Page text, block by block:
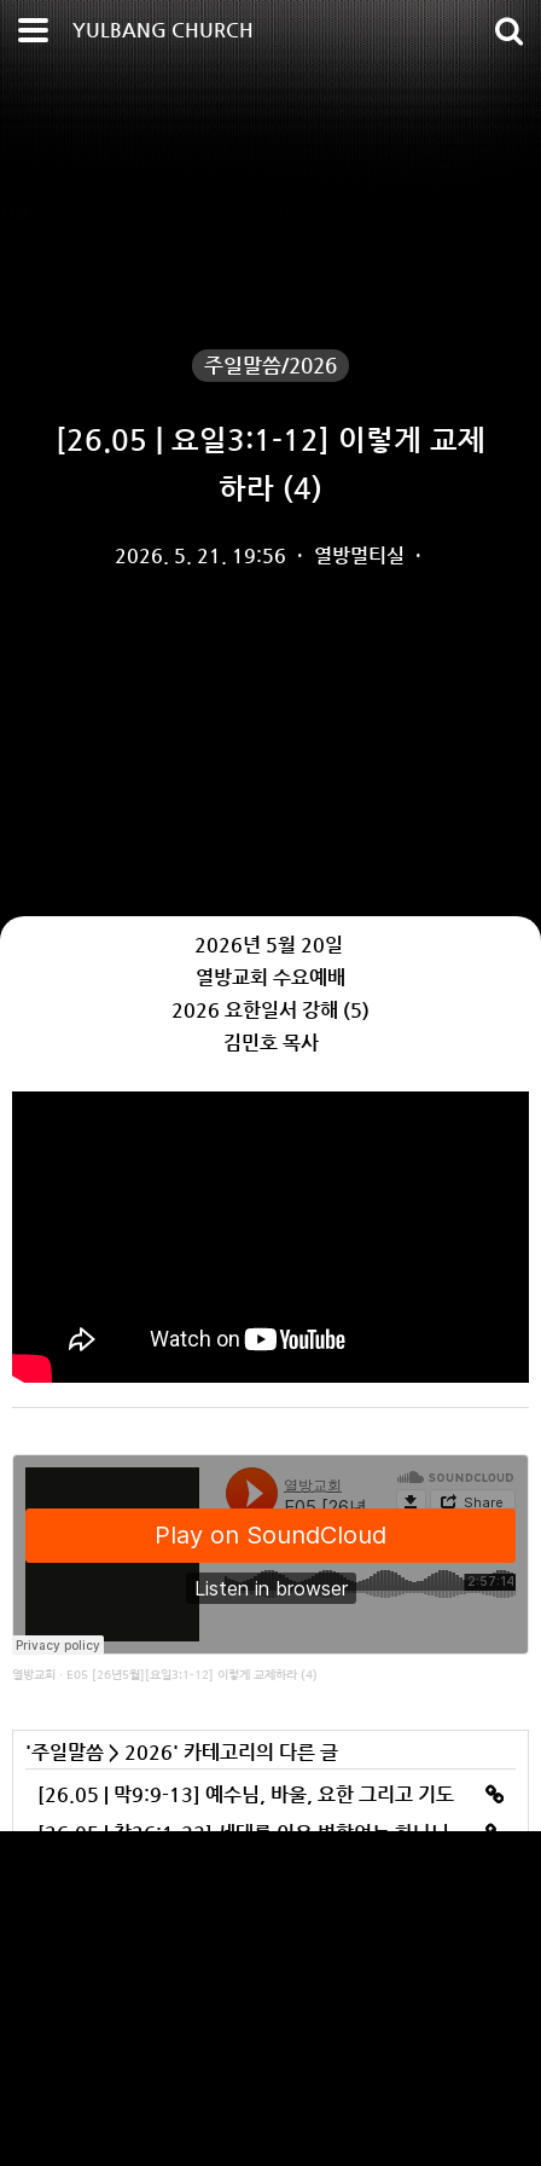
YULBANG CHURCH
주일말씀/2026
[26.05 | 요일3:1-12] 이렇게 교제
하라 (4)
2026. 5. 21. 19:56 · 열방멀티실 ·
2026년 5월 20일
열방교회 수요예배
2026 요한일서 강해 (5)
김민호 목사
열방교회 · E05 [26년5월][요일3:1-12] 이렇게 교제하라 (4)
'주일말씀 > 2026' 카테고리의 다른 글
[26.05 | 막9:9-13] 예수님, 바울, 요한 그리고 기도
[26.05 | 창26:1-33] 세대를 이은 변함없는 하나님의 축복